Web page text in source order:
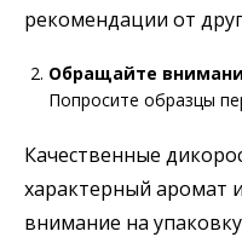
рекомендации от
Обращайте
Попросите образцы
Качественные
характерный аромат
внимание на